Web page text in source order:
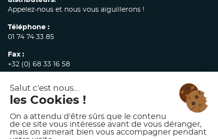
Appelez-nous et nous vous aiguillerons !
Téléphone :
01 74 74 33 85
Fax :
+32 (0) 68 33 16 58
commandes@akw-medicare.com
© 2026 AKW INTERNATIONAL